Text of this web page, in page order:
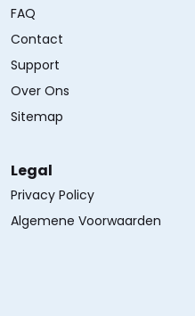
FAQ
Contact
Support
Over Ons
Sitemap
Legal
Privacy Policy
Algemene Voorwaarden